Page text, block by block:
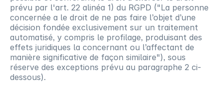
prévu par l'art. 22 alinéa 1) du RGPD ("La personne
concernée a le droit de ne pas faire l’objet d’une
décision fondée exclusivement sur un traitement
automatisé, y compris le profilage, produisant des
effets juridiques la concernant ou l’affectant de
manière significative de façon similaire"), sous
réserve des exceptions prévu au paragraphe 2 ci-
dessous).